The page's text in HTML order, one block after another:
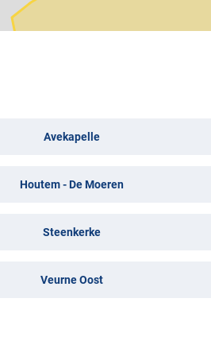
Avekapelle
Houtem - De Moeren
Steenkerke
Veurne Oost